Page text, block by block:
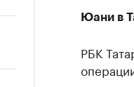
Юани в
РБК